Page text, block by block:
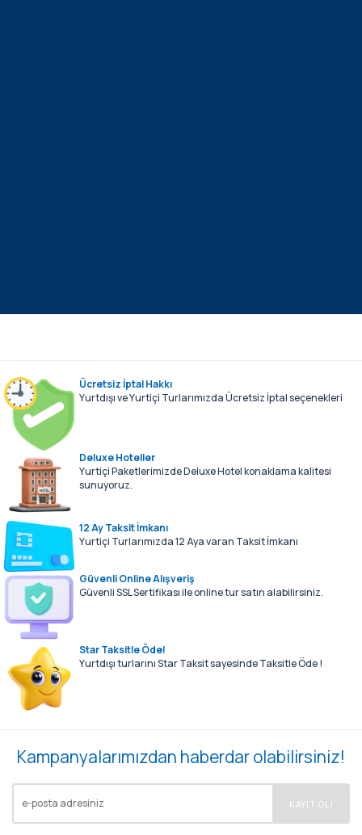
Ücretsiz İptal Hakkı
Yurtdışı ve Yurtiçi Turlarımızda Ücretsiz İptal seçenekleri
Deluxe Hoteller
Yurtiçi Paketlerimizde Deluxe Hotel konaklama kalitesi
sunuyoruz.
12 Ay Taksit İmkanı
Yurtiçi Turlarımızda 12 Aya varan Taksit İmkanı
Güvenli Online Alışveriş
Güvenli SSL Sertifikası ile online tur satın alabilirsiniz.
Star Taksitle Öde!
Yurtdışı turlarını Star Taksit sayesinde Taksitle Öde !
Kampanyalarımızdan haberdar olabilirsiniz!
KAYIT OL!